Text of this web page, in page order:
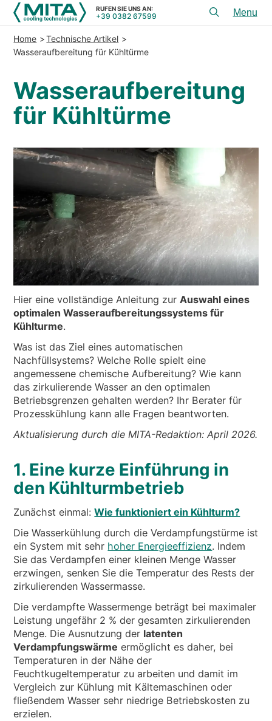
REFERENZEN
NACHRICHTEN & EREIGNISSE
ÜBER UNS
NACHHALTIGKEIT
TECHNISCHE ARTIKEL
RESERVIERTER BEREICH
DE EN IT FR PL
RUFEN SIE UNS AN:
+39 0382 67599
menu
PRODUKTE
DIENSTLEISTUNGEN & BERATUNG
SERVICE
HILFSMITTEL
RUFEN SIE UNS AN: +39 0382 67599
Home
Technische Artikel
Wasseraufbereitung für Kühltürme
Wasseraufbereitung
für Kühltürme
Hier eine vollständige Anleitung zur Auswahl eines
optimalen Wasseraufbereitungssystems für
Kühlturme.
Was ist das Ziel eines automatischen
Nachfüllsystems? Welche Rolle spielt eine
angemessene chemische Aufbereitung? Wie kann
das zirkulierende Wasser an den optimalen
Betriebsgrenzen gehalten werden? Ihr Berater für
Prozesskühlung kann alle Fragen beantworten.
Aktualisierung durch die MITA-Redaktion: April 2026.
1. Eine kurze Einführung in
den Kühlturmbetrieb
Zunächst einmal:Wie funktioniert ein Kühlturm?
Die Wasserkühlung durch die Verdampfungstürme ist
ein System mit sehr hoher Energieeffizienz. Indem
Sie das Verdampfen einer kleinen Menge Wasser
erzwingen, senken Sie die Temperatur des Rests der
zirkulierenden Wassermasse.
Die verdampfte Wassermenge beträgt bei maximaler
Leistung ungefähr 2 % der gesamten zirkulierenden
Menge. Die Ausnutzung der latenten
Verdampfungswärme ermöglicht es daher, bei
Temperaturen in der Nähe der
Feuchtkugeltemperatur zu arbeiten und damit im
Vergleich zur Kühlung mit Kältemaschinen oder
fließendem Wasser sehr niedrige Betriebskosten zu
erzielen.